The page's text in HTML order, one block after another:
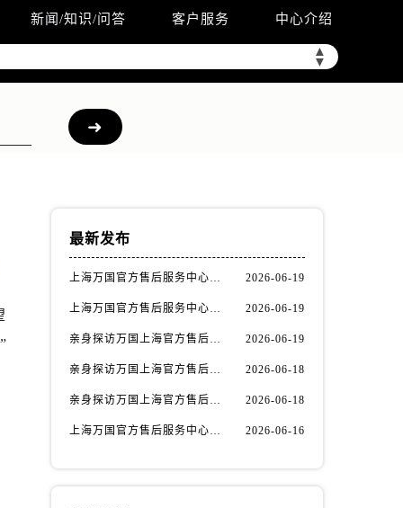
新闻/知识/问答 客户服务 中心介绍
▲
▼
最新发布
上海万国官方售后服务中心｜网点地址与官方联系电话权威信息公示（2026年6月最新） 2026-06-19
上海万国官方售后服务中心｜最新地址与客服热线权威信息公示（2026年6月最新） 2026-06-19
亲身探访万国上海官方售后服务中心｜全新维修门店地址及电话（2026年6月最新） 2026-06-19
亲身探访万国上海官方售后服务中心｜最新电话及地址（2026年6月最新） 2026-06-18
亲身探访万国上海官方售后服务中心｜网点地址与客服电话（2026年6月最新） 2026-06-18
上海万国官方售后服务中心｜热线电话与网点地址权威信息公示（2026年6月最新） 2026-06-16